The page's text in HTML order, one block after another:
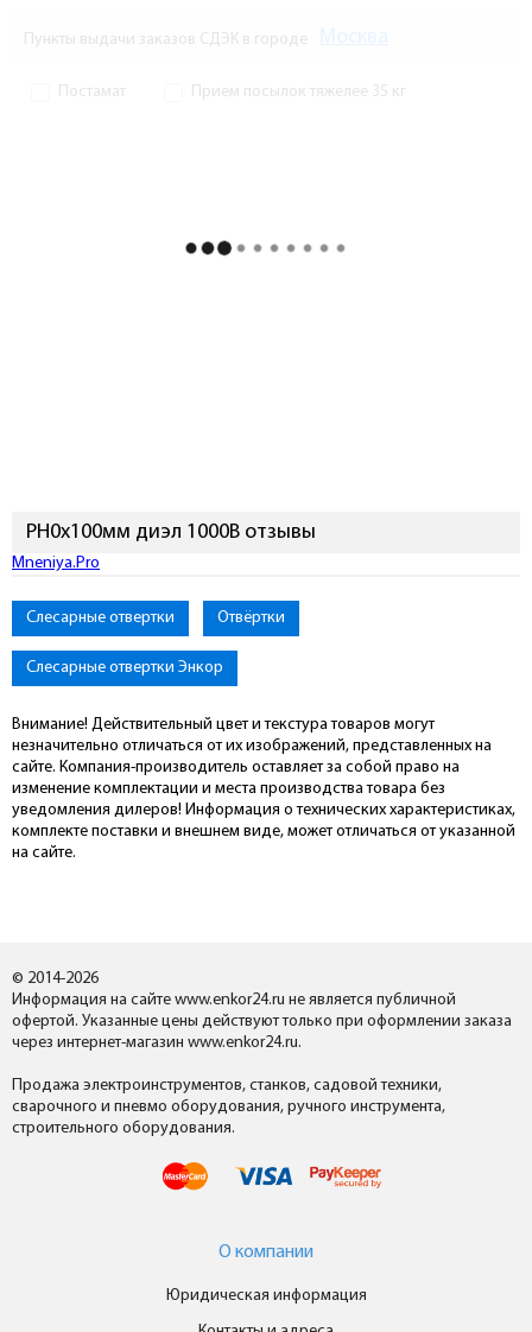
Пункты выдачи заказов СДЭК в городе
Постамат Прием посылок тяжелее 35 кг
PH0х100мм диэл 1000В отзывы
Mneniya.Pro
Слесарные отвертки Отвёртки
Слесарные отвертки Энкор
Внимание! Действительный цвет и текстура товаров могут
незначительно отличаться от их изображений, представленных на
сайте. Компания-производитель оставляет за собой право на
изменение комплектации и места производства товара без
уведомления дилеров! Информация о технических характеристиках,
комплекте поставки и внешнем виде, может отличаться от указанной
на сайте.
© 2014-2026
Информация на сайте www.enkor24.ru не является публичной
офертой. Указанные цены действуют только при оформлении заказа
через интернет-магазин www.enkor24.ru.
Продажа электроинструментов, станков, садовой техники,
сварочного и пневмо оборудования, ручного инструмента,
строительного оборудования.
О компании
Юридическая информация